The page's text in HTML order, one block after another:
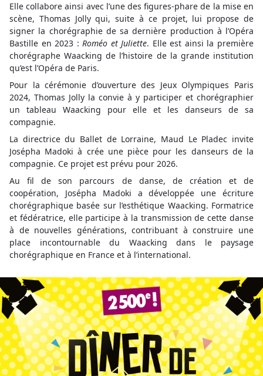
Elle collabore ainsi avec l’une des figures-phare de la mise en
scène, Thomas Jolly qui, suite à ce projet, lui propose de
signer la chorégraphie de sa dernière production à l’Opéra
Bastille en 2023 :Roméo et Juliette. Elle est ainsi la première
chorégraphe Waacking de l’histoire de la grande institution
qu’est l’Opéra de Paris.
Pour la cérémonie d’ouverture des Jeux Olympiques Paris
2024, Thomas Jolly la convie à y participer et chorégraphier
un tableau Waacking pour elle et les danseurs de sa
compagnie.
La directrice du Ballet de Lorraine, Maud Le Pladec invite
Josépha Madoki à crée une pièce pour les danseurs de la
compagnie. Ce projet est prévu pour 2026.
Au fil de son parcours de danse, de création et de
coopération, Josépha Madoki a développée une écriture
chorégraphique basée sur l’esthétique Waacking. Formatrice
et fédératrice, elle participe à la transmission de cette danse
à de nouvelles générations, contribuant à construire une
place incontournable du Waacking dans le paysage
chorégraphique en France et à l’international.